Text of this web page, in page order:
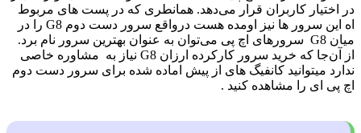
در اختیار کاربران قرار می‌دهد. همانطری که در پست های مربوط
اه این سرور ها نیز اومده هست درواقع سرور دست دوم G8 را در
میان G8 سرورهای اچ پی می‌توان به عنوان بهترین سرور نام برد.
از آن‌جا که خرید سرور کارکرده ارزان G8 نیاز به مشاوره خاصی
ندارد میتوانید کانفیگ های از پیش اماده شده برای سرور دست دوم
اچ پی ای را مشاهده کنید .